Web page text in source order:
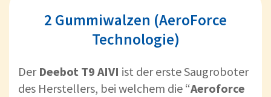
2 Gummiwalzen (AeroForce
Technologie)
Der Deebot T9 AIVI ist der erste Saugroboter
des Herstellers, bei welchem die “Aeroforce